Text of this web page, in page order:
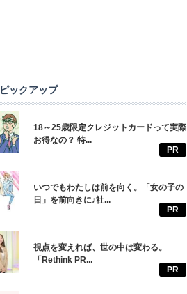
ピックアップ
18～25歳限定クレジットカードって実際
お得なの？ 特...
PR
いつでもわたしは前を向く。「女の子の
日」を前向きに♪社...
PR
視点を変えれば、世の中は変わる。
「Rethink PR...
PR